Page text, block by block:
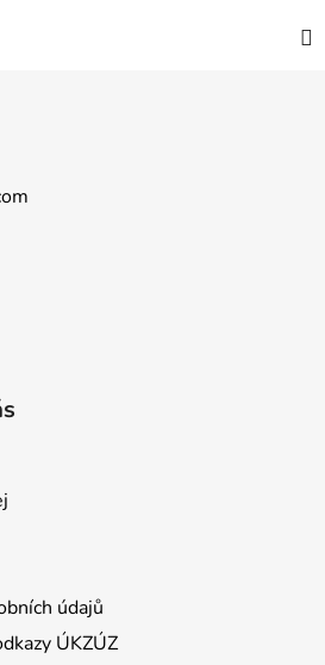
údajů
ÚKZÚZ